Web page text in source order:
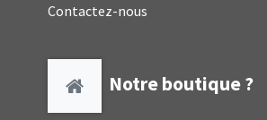
Contactez-nous
Notre boutique ?